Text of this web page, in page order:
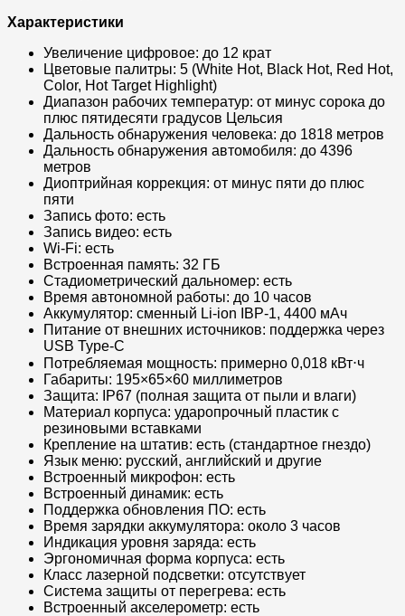
Характеристики
Увеличение цифровое: до 12 крат
Цветовые палитры: 5 (White Hot, Black Hot, Red Hot,
Color, Hot Target Highlight)
Диапазон рабочих температур: от минус сорока до
плюс пятидесяти градусов Цельсия
Дальность обнаружения человека: до 1818 метров
Дальность обнаружения автомобиля: до 4396
метров
Диоптрийная коррекция: от минус пяти до плюс
пяти
Запись фото: есть
Запись видео: есть
Wi-Fi: есть
Встроенная память: 32 ГБ
Стадиометрический дальномер: есть
Время автономной работы: до 10 часов
Аккумулятор: сменный Li-ion IBP-1, 4400 мАч
Питание от внешних источников: поддержка через
USB Type-C
Потребляемая мощность: примерно 0,018 кВт⋅ч
Габариты: 195×65×60 миллиметров
Защита: IP67 (полная защита от пыли и влаги)
Материал корпуса: ударопрочный пластик с
резиновыми вставками
Крепление на штатив: есть (стандартное гнездо)
Язык меню: русский, английский и другие
Встроенный микрофон: есть
Встроенный динамик: есть
Поддержка обновления ПО: есть
Время зарядки аккумулятора: около 3 часов
Индикация уровня заряда: есть
Эргономичная форма корпуса: есть
Класс лазерной подсветки: отсутствует
Система защиты от перегрева: есть
Встроенный акселерометр: есть